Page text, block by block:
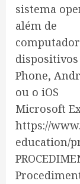
sistema
além de
Phone,
ou o iOS
Microsoft
https://
education/